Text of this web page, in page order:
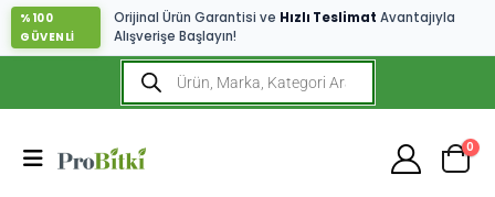
%100
GÜVENLİ
Orijinal Ürün Garantisi ve Hızlı Teslimat Avantajıyla
Alışverişe Başlayın!
0